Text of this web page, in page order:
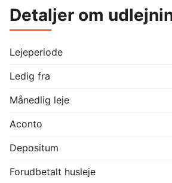
Detaljer om
Lejeperiode
Ledig fra
Månedlig leje
Aconto
Depositum
Forudbetalt husleje